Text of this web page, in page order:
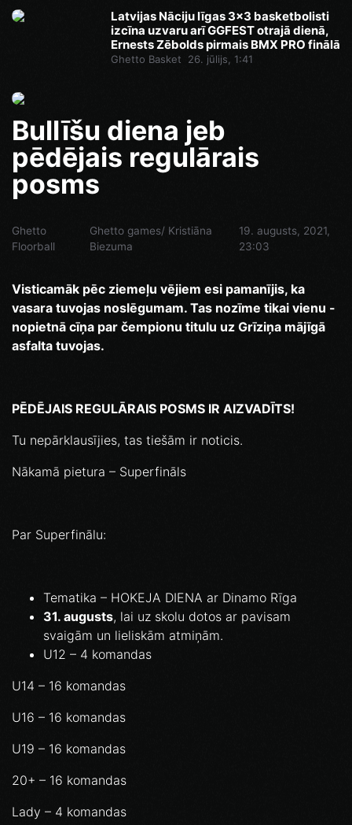
Latvijas Nāciju līgas 3x3 basketbolisti
izcīna uzvaru arī GGFEST otrajā dienā,
Ernests Zēbolds pirmais BMX PRO finālā
Ghetto Basket 26. jūlijs, 1:41
Bullīšu diena jeb
pēdējais regulārais
posms
Ghetto
Floorball
Ghetto games/ Kristiāna
Biezuma
19. augusts, 2021,
23:03
Visticamāk pēc ziemeļu vējiem esi pamanījis, ka
vasara tuvojas noslēgumam. Tas nozīme tikai vienu -
nopietnā cīņa par čempionu titulu uz Grīziņa mājīgā
asfalta tuvojas.
PĒDĒJAIS REGULĀRAIS POSMS IR AIZVADĪTS!
Tu nepārklausījies, tas tiešām ir noticis.
Nākamā pietura – Superfināls
Par Superfinālu:
Tematika – HOKEJA DIENA ar Dinamo Rīga
31. augusts, lai uz skolu dotos ar pavisam
svaigām un lieliskām atmiņām.
U12 – 4 komandas
U14 – 16 komandas
U16 – 16 komandas
U19 – 16 komandas
20+ – 16 komandas
Lady – 4 komandas